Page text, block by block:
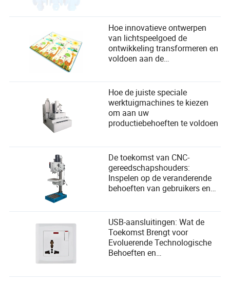
Hoe innovatieve ontwerpen
van lichtspeelgoed de
ontwikkeling transformeren en
voldoen aan de
kinderen
Hoe de juiste speciale
werktuigmachines te kiezen
om aan uw
productiebehoeften te voldoen
De toekomst van CNC-
gereedschapshouders:
Inspelen op de veranderende
behoeften van gebruikers en
vooruitgang
USB-aansluitingen: Wat de
Toekomst Brengt voor
Evoluerende Technologische
Behoeften en